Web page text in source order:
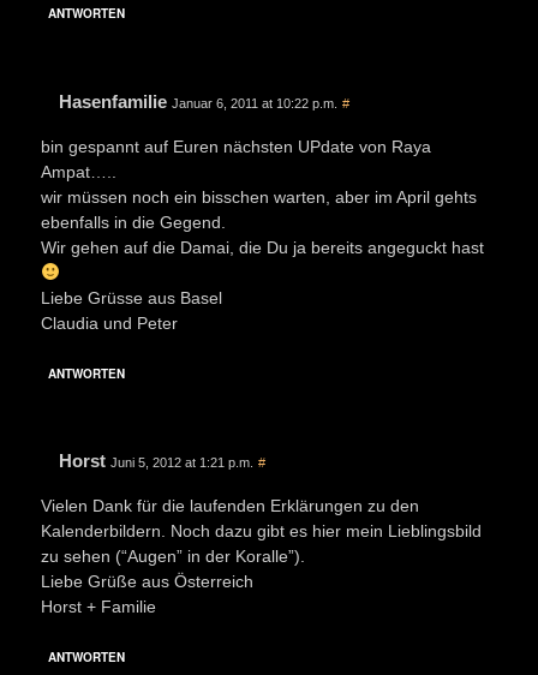
ANTWORTEN
Hasenfamilie Januar 6, 2011 at 10:22 p.m. #
bin gespannt auf Euren nächsten UPdate von Raya
Ampat…..
wir müssen noch ein bisschen warten, aber im April gehts
ebenfalls in die Gegend.
Wir gehen auf die Damai, die Du ja bereits angeguckt hast
Liebe Grüsse aus Basel
Claudia und Peter
ANTWORTEN
Horst Juni 5, 2012 at 1:21 p.m. #
Vielen Dank für die laufenden Erklärungen zu den
Kalenderbildern. Noch dazu gibt es hier mein Lieblingsbild
zu sehen (“Augen” in der Koralle”).
Liebe Grüße aus Österreich
Horst + Familie
ANTWORTEN